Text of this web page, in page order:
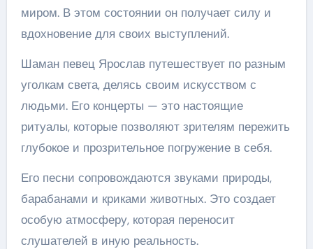
миром. В этом состоянии он получает силу и
вдохновение для своих выступлений.
Шаман певец Ярослав путешествует по разным
уголкам света, делясь своим искусством с
людьми. Его концерты — это настоящие
ритуалы, которые позволяют зрителям пережить
глубокое и прозрительное погружение в себя.
Его песни сопровождаются звуками природы,
барабанами и криками животных. Это создает
особую атмосферу, которая переносит
слушателей в иную реальность.